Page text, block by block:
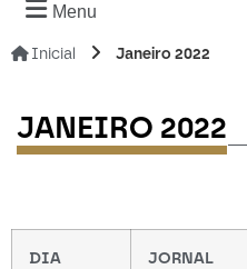
Menu
Inicial Janeiro 2022
JANEIRO 2022
DIA JORNAL